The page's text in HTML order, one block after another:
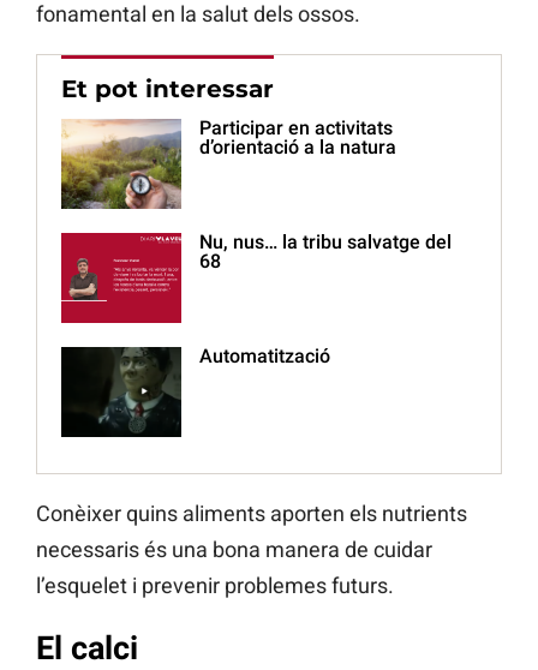
fonamental en la salut dels ossos.
Et pot interessar
Participar en activitats
d’orientació a la natura
Nu, nus… la tribu salvatge del
68
Automatització
Conèixer quins aliments aporten els nutrients
necessaris és una bona manera de cuidar
l’esquelet i prevenir problemes futurs.
El calci